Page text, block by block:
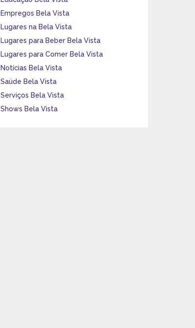
Empregos Bela Vista
Lugares na Bela Vista
Lugares para Beber Bela Vista
Lugares para Comer Bela Vista
Notícias Bela Vista
Saúde Bela Vista
Serviços Bela Vista
Shows Bela Vista